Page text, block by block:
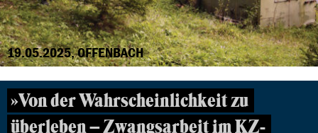
19.05.2025, OFFENBACH
»Von der Wahrscheinlichkeit zu
überleben – Zwangsarbeit im KZ-